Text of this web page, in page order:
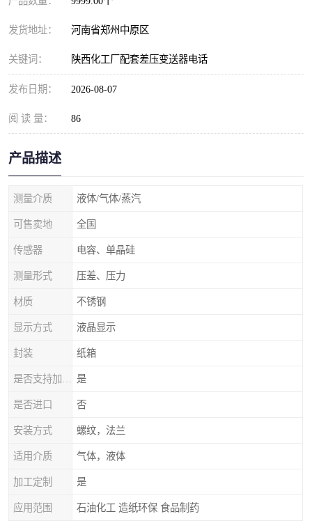
发货地址： 河南省郑州中原区
关键词： 陕西化工厂配套差压变送器电话
发布日期： 2026-08-07
阅 读 量： 86
产品描述
测量介质 液体/气体/蒸汽
可售卖地 全国
传感器 电容、单晶硅
测量形式 压差、压力
材质 不锈钢
显示方式 液晶显示
封装 纸箱
是
是否进口 否
安装方式 螺纹，法兰
适用介质 气体，液体
加工定制 是
应用范围 石油化工 造纸环保 食品制药